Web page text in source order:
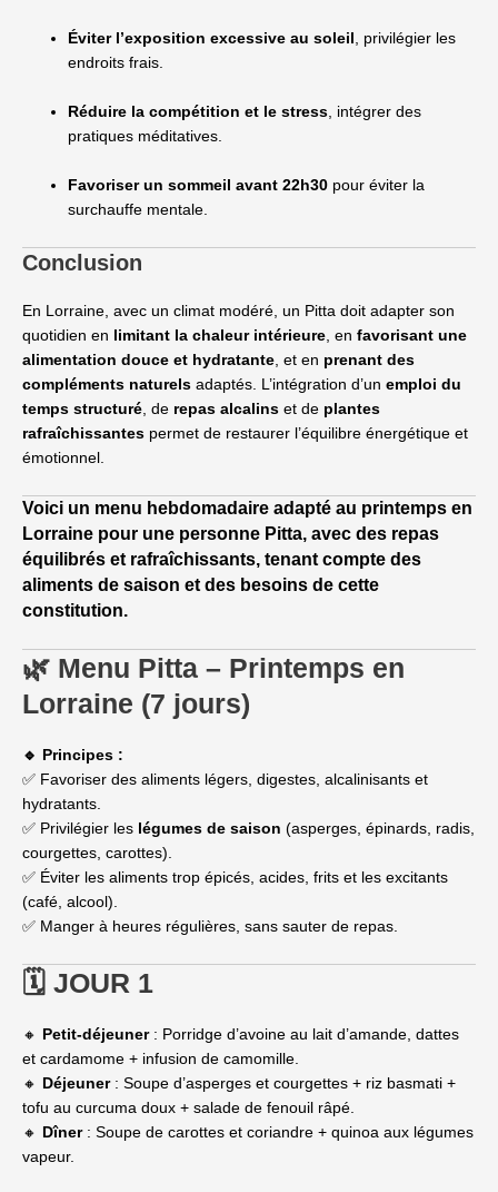
Éviter l’exposition excessive au soleil , privilégier les
endroits frais.
Réduire la compétition et le stress, intégrer des
pratiques méditatives.
Favoriser un sommeil avant 22h30 pour éviter la
surchauffe mentale.
Conclusion
En Lorraine, avec un climat modéré, un Pitta doit adapter son
quotidien en
limitant la chaleur intérieure , en favorisant une
alimentation douce et hydratante , et en prenant des
compléments naturels adaptés. L’intégration d’un emploi du
temps structuré , de repas alcalins et de plantes
rafraîchissantes permet de restaurer l’équilibre énergétique et
émotionnel.
Voici un menu hebdomadaire adapté au printemps en
Lorraine pour une personne Pitta, avec des repas
équilibrés et rafraîchissants, tenant compte des
aliments de saison et des besoins de cette
constitution.
🌿 Menu Pitta – Printemps en
Lorraine (7 jours)
🔹 Principes :
✅ Favoriser des aliments légers, digestes, alcalinisants et
hydratants.
✅ Privilégier les légumes de saison (asperges, épinards, radis,
courgettes, carottes).
✅ Éviter les aliments trop épicés, acides, frits et les excitants
(café, alcool).
✅ Manger à heures régulières, sans sauter de repas.
🗓 JOUR 1
🔸 Petit-déjeuner: Porridge d’avoine au lait d’amande, dattes
et cardamome + infusion de camomille.
🔸 Déjeuner: Soupe d’asperges et courgettes + riz basmati +
tofu au curcuma doux + salade de fenouil râpé.
🔸 Dîner: Soupe de carottes et coriandre + quinoa aux légumes
vapeur.